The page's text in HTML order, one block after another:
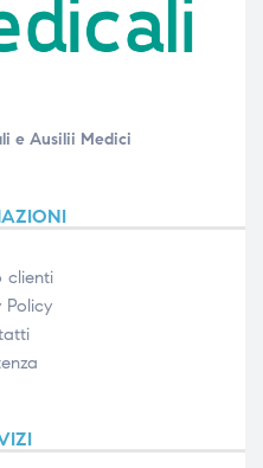
e Ausilii Medici
clienti
Policy